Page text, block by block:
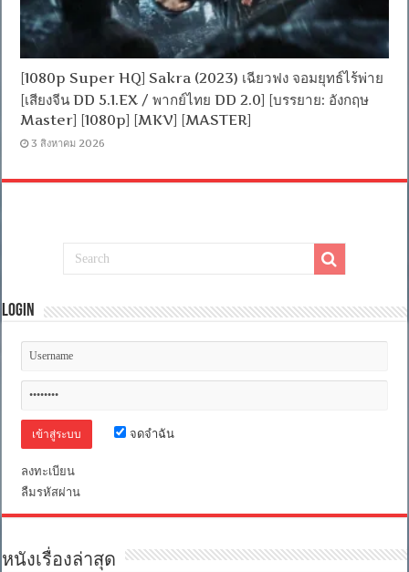
[1080p Super HQ] Sakra (2023) เฉียวฟง จอมยุทธ์ไร้พ่าย
[เสียงจีน DD 5.1.EX / พากย์ไทย DD 2.0] [บรรยาย: อังกฤษ
Master] [1080p] [MKV] [MASTER]
3 สิงหาคม 2026
Login
จดจำฉัน
ลงทะเบียน
ลืมรหัสผ่าน
หนังเรื่องล่าสุด